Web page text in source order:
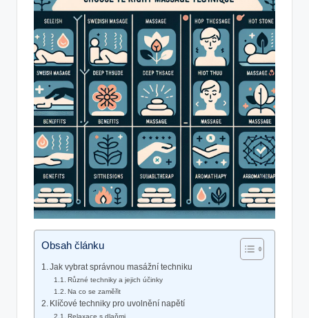
Obsah článku
Jak⁢ vybrat správnou masážní techniku
Různé‍ techniky a jejich účinky
Na co se zaměřit
Klíčové ⁣techniky pro uvolnění napětí
Relaxace s dlaňmi